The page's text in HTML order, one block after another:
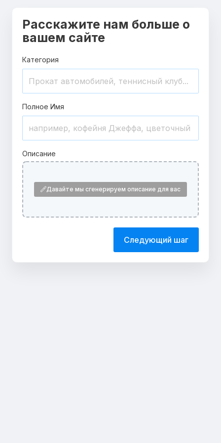
Расскажите нам больше о
вашем сайте
Категория
Полное Имя
Описание
Давайте мы сгенерируем описание для вас
Следующий шаг